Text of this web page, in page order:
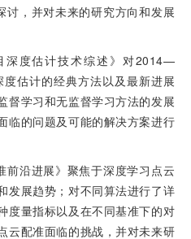
讨，并对未来的研究方向和发展
深度估计技术综述》对2014—
估计的经典方法以及最新进展
督学习和无监督学习方法的发展
临的问题及可能的解决方案进行
前沿进展》聚焦于深度学习点云
发展趋势；对不同算法进行了详
度量指标以及在不同基准下的对
云配准面临的挑战，并对未来研